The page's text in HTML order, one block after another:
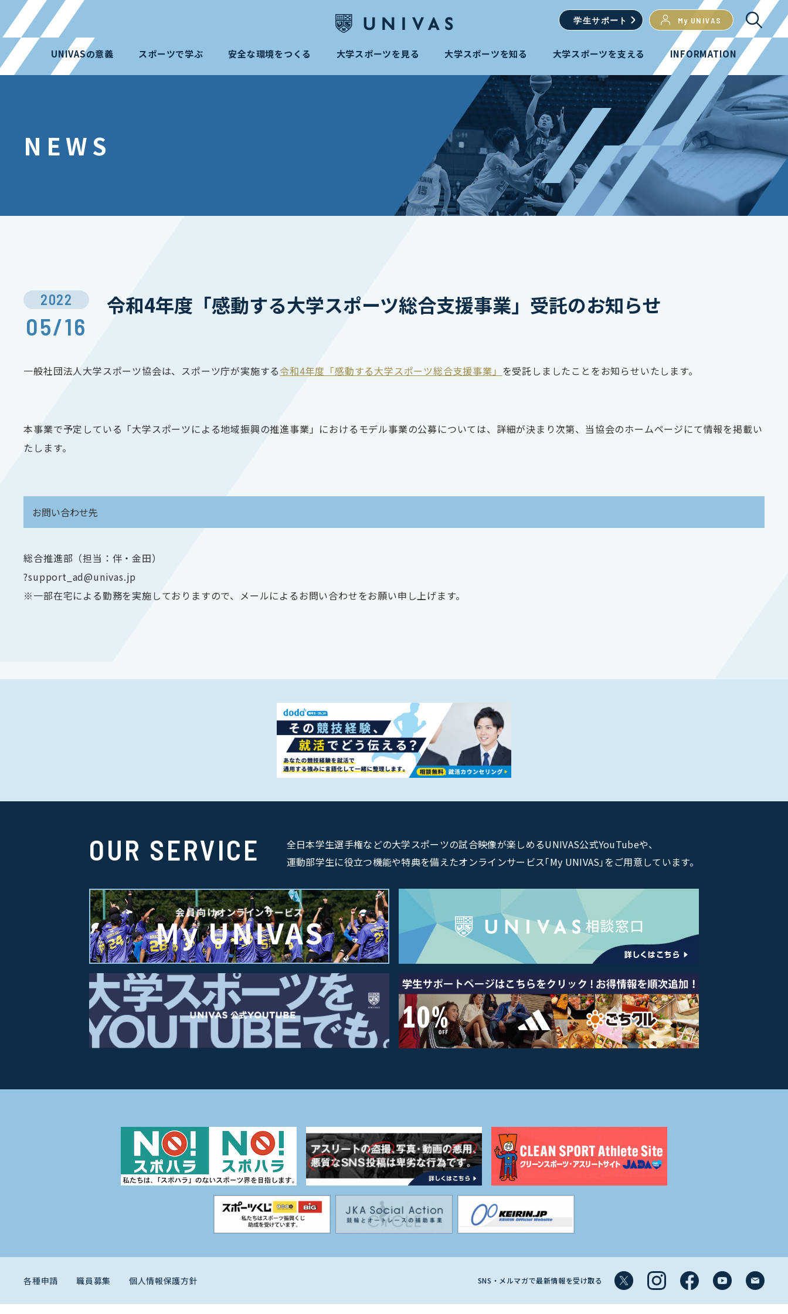
学生サポート My UNIVAS
UNIVASの意義 スポーツで学ぶ 安全な環境をつくる 大学スポーツを見る 大学スポーツを知る 大学スポーツを支える INFORMATION
NEWS
2022
05/16
令和4年度「感動する大学スポーツ総合支援事業」受託のお知らせ
一般社団法人大学スポーツ協会は、スポーツ庁が実施する令和4年度「感動する大学スポーツ総合支援事業」 を受託しましたことをお知らせいたします。
本事業で予定している「大学スポーツによる地域振興の推進事業」におけるモデル事業の公募については、詳細が決まり次第、当協会のホームページにて情報を掲載い
たします。
お問い合わせ先
総合推進部（担当：伴・金田）
?support_ad@univas.jp
※一部在宅による勤務を実施しておりますので、メールによるお問い合わせをお願い申し上げます。
OUR SERVICE
全日本学生選手権などの大学スポーツの試合映像が楽しめるUNIVAS公式YouTubeや、
運動部学生に役立つ機能や特典を備えたオンラインサービス｢My UNIVAS｣をご用意しています。
各種申請 職員募集 個人情報保護方針 SNS・メルマガで最新情報を受け取る